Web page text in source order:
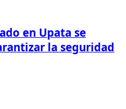
en Upata se
la seguridad